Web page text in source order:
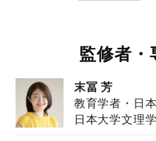
監修者・
末冨 芳
教育学者・日
日本大学文理